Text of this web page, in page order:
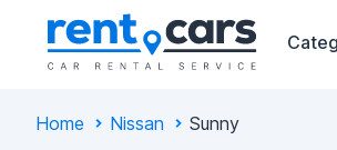
Home Nissan Sunny